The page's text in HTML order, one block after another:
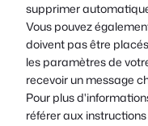
supprimer
Vous pouvez
doivent pas être
les paramètres de
recevoir un message
Pour plus
référer aux